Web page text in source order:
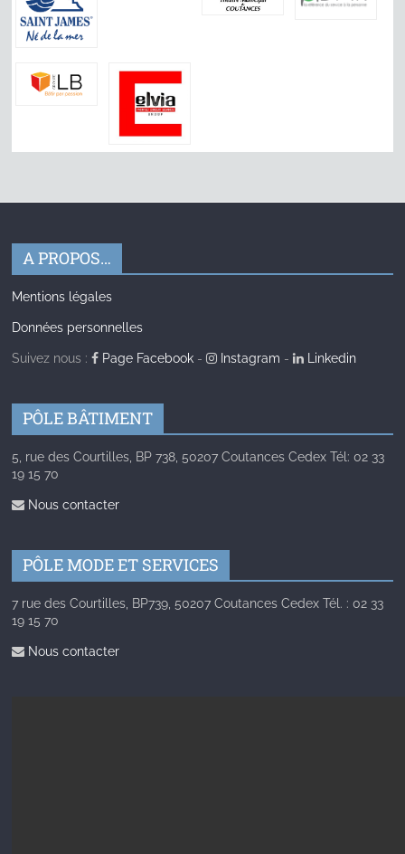
A PROPOS…
Mentions légales
Données personnelles
Suivez nous : Page Facebook - Instagram - Linkedin
PÔLE BÂTIMENT
5, rue des Courtilles, BP 738, 50207 Coutances Cedex Tél: 02 33
19 15 70
Nous contacter
PÔLE MODE ET SERVICES
7 rue des Courtilles, BP739, 50207 Coutances Cedex Tél. : 02 33
19 15 70
Nous contacter